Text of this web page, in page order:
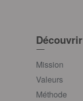
Découvrir
Mission
Valeurs
Méthode